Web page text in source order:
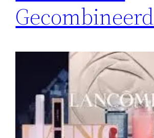
Gecombineerd